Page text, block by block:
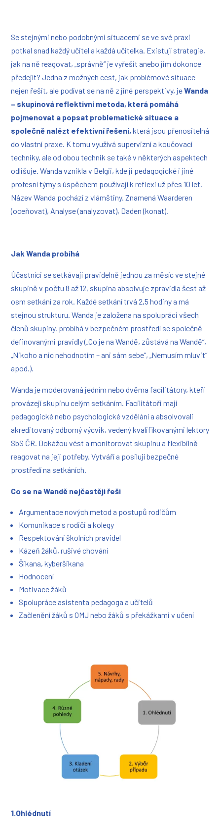
Se stejnými nebo podobnými situacemi se ve své praxi
potkal snad každý učitel a každá učitelka. Existují strategie,
jak na ně reagovat, „správně“ je vyřešit anebo jim dokonce
předejít? Jedna z možných cest, jak problémové situace
nejen řešit, ale podívat se na ně z jiné perspektivy, jeWanda
– skupinová reflektivní metoda, která pomáhá
pojmenovat a popsat problematické situace a
společně nalézt efektivní řešení, která jsou přenositelná
do vlastní praxe. K tomu využívá supervizní a koučovací
techniky, ale od obou technik se také v některých aspektech
odlišuje. Wanda vznikla v Belgii, kde ji pedagogické i jiné
profesní týmy s úspěchem používají k reflexi už přes 10 let.
Název Wanda pochází z vlámštiny. Znamená Waarderen
(oceňovat), Analyse (analyzovat), Daden (konat).
Jak Wanda probíhá
Účastníci se setkávají pravidelně jednou za měsíc ve stejné
skupině v počtu 8 až 12, skupina absolvuje zpravidla šest až
osm setkání za rok. Každé setkání trvá 2,5 hodiny a má
stejnou strukturu. Wanda je založena na spolupráci všech
členů skupiny, probíhá v bezpečném prostředí se společně
definovanými pravidly („Co je na Wandě, zůstává na Wandě“,
„Nikoho a nic nehodnotím – ani sám sebe“, „Nemusím mluvit“
apod.).
Wanda je moderovaná jedním nebo dvěma facilitátory, kteří
provázejí skupinu celým setkáním. Facilitátoři mají
pedagogické nebo psychologické vzdělání a absolvovali
akreditovaný odborný výcvik, vedený kvalifikovanými lektory
SbS ČR. Dokážou vést a monitorovat skupinu a flexibilně
reagovat na její potřeby. Vytváří a posilují bezpečné
prostředí na setkáních.
Co se na Wandě nejčastěji řeší
Argumentace nových metod a postupů rodičům
Komunikace s rodiči a kolegy
Respektování školních pravidel
Kázeň žáků, rušivé chování
Šikana, kyberšikana
Hodnocení
Motivace žáků
Spolupráce asistenta pedagoga a učitelů
Začlenění žáků s OMJ nebo žáků s překážkami v učení
1.Ohlédnutí